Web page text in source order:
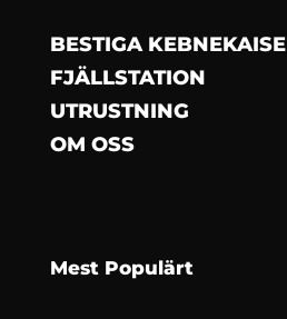
BESTIGA KEBNEKAISE
FJÄLLSTATION
UTRUSTNING
OM OSS
Mest Populärt